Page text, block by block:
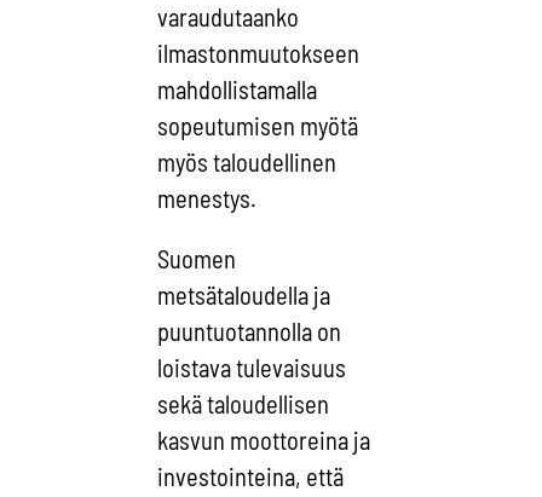
varaudutaanko
ilmastonmuutokseen
mahdollistamalla
sopeutumisen myötä
myös taloudellinen
menestys.
Suomen
metsätaloudella ja
puuntuotannolla on
loistava tulevaisuus
sekä taloudellisen
kasvun moottoreina ja
investointeina, että